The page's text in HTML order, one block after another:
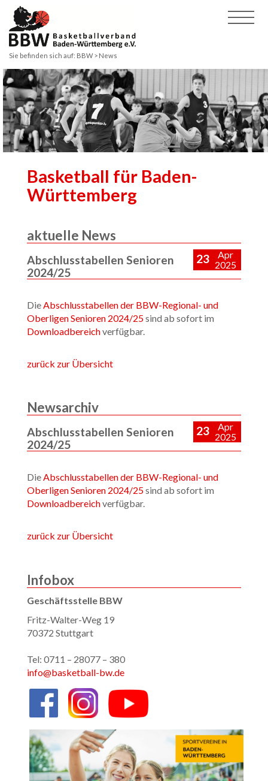
Sie befinden sich auf: BBW> News
Basketball für Baden-
Württemberg
aktuelle News
Abschlusstabellen Senioren
2024/25
DieAbschlusstabellen der BBW-Regional- und
Oberligen Senioren 2024/25sind ab sofort im
Downloadbereichverfügbar.
zurück zur Übersicht
23
Apr
2025
Newsarchiv
Abschlusstabellen Senioren
2024/25
DieAbschlusstabellen der BBW-Regional- und
Oberligen Senioren 2024/25sind ab sofort im
Downloadbereichverfügbar.
zurück zur Übersicht
23
Apr
2025
Infobox
Geschäftsstelle BBW
Fritz-Walter-Weg 19
70372 Stuttgart
Tel: 0711 – 28077 – 380
info@basketball-bw.de